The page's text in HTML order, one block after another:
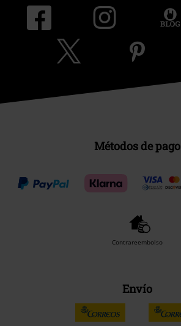
Métodos de pago
Contrareembolso
Envío